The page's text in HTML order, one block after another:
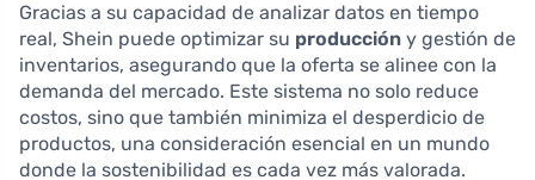
Gracias a su capacidad de analizar datos en tiempo
real, Shein puede optimizar su producción y gestión de
inventarios, asegurando que la oferta se alinee con la
demanda del mercado. Este sistema no solo reduce
costos, sino que también minimiza el desperdicio de
productos, una consideración esencial en un mundo
donde la sostenibilidad es cada vez más valorada.